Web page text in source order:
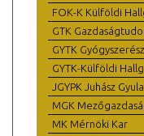
FOK-K Külföldi
GTK
GYTK
GYTK-Külföldi
JGYPK Juhász
MGK
MK Mérnöki Kar